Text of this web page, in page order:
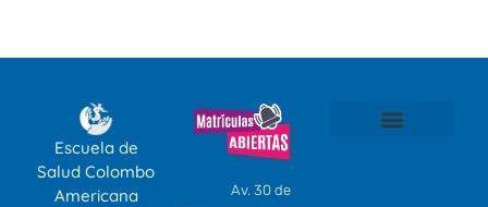
Escuela de
Salud Colombo
Americana
Av. 30 de